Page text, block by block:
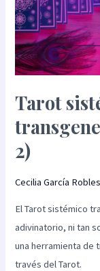
Tarot
2)
Cecilia García Robles
El Tarot sistémico
adivinatorio, ni tan
una herramienta de
través del Tarot.